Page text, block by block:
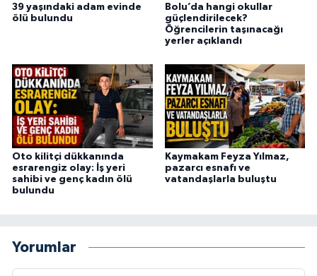
39 yaşındaki adam evinde
ölü bulundu
Bolu’da hangi okullar
güçlendirilecek?
Öğrencilerin taşınacağı
yerler açıklandı
Oto kilitçi dükkanında
esrarengiz olay: İş yeri
sahibi ve genç kadın ölü
bulundu
Kaymakam Feyza Yılmaz,
pazarcı esnafı ve
vatandaşlarla buluştu
Yorumlar